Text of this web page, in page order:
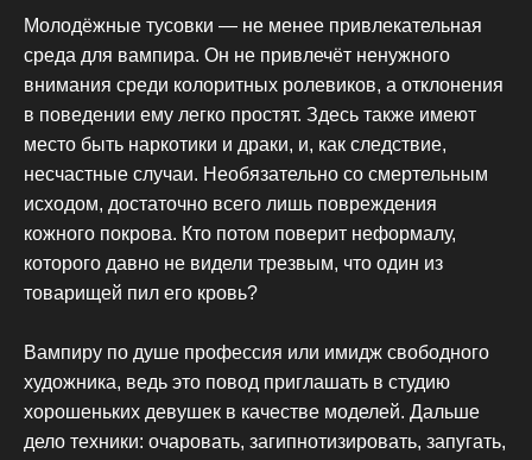
Молодёжные тусовки — не менее привлекательная
среда для вампира. Он не привлечёт ненужного
внимания среди колоритных ролевиков, а отклонения
в поведении ему легко простят. Здесь также имеют
место быть наркотики и драки, и, как следствие,
несчастные случаи. Необязательно со смертельным
исходом, достаточно всего лишь повреждения
кожного покрова. Кто потом поверит неформалу,
которого давно не видели трезвым, что один из
товарищей пил его кровь?
Вампиру по душе профессия или имидж свободного
художника, ведь это повод приглашать в студию
хорошеньких девушек в качестве моделей. Дальше
дело техники: очаровать, загипнотизировать, запугать,